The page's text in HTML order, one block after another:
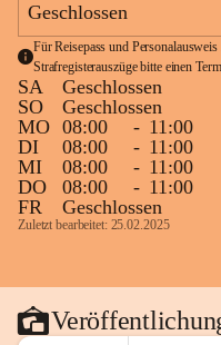
Geschlossen
Für Reisepass und
Strafregisterauszüge bitte einen
SA
Geschlossen
SO
Geschlossen
MO 08:00 - 11:00
DI
08:00 - 11:00
MI
08:00 - 11:00
DO
08:00 - 11:00
FR
Geschlossen
Zuletzt bearbeitet: 25.02.2025